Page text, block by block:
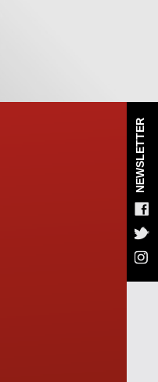
NEWSLETTER